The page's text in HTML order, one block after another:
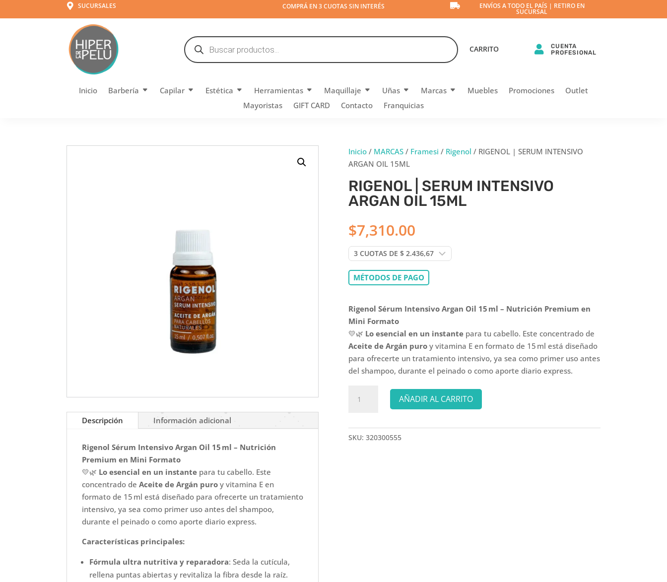
 SUCURSALES COMPRÁ EN 3 CUOTAS SIN INTERÉS  ENVÍOS A TODO EL PAÍS | RETIRO EN
SUCURSAL
Búsqueda
de
productos 
CUENTA
PROFESIONAL
CARRITO
Inicio Barbería Capilar Estética Herramientas Maquillaje Uñas Marcas Muebles Promociones
Outlet
Mayoristas
GIFT CARD Contacto Franquicias
Descripción Información adicional
Rigenol Sérum Intensivo Argan Oil 15 ml – Nutrición
Premium en Mini Formato
💛🌿 Lo esencial en un instante para tu cabello. Este
concentrado deAceite de Argán puro y vitamina E en
formato de 15 ml está diseñado para ofrecerte un tratamiento
intensivo, ya sea como primer uso antes del shampoo,
durante el peinado o como aporte diario express.
Características principales:
Fórmula ultra nutritiva y reparadora: Seda la cutícula,
rellena puntas abiertas y revitaliza la fibra desde la raíz.
Inicio/ MARCAS/ Framesi / Rigenol / RIGENOL | SERUM INTENSIVO
ARGAN OIL 15ML
RIGENOL | SERUM INTENSIVO
ARGAN OIL 15ML
$7,310.00
MÉTODOS DE PAGO
Rigenol Sérum Intensivo Argan Oil 15 ml – Nutrición Premium en
Mini Formato
💛🌿 Lo esencial en un instantepara tu cabello. Este concentrado de
Aceite de Argán puroy vitamina E en formato de 15 ml está diseñado
para ofrecerte un tratamiento intensivo, ya sea como primer uso antes
del shampoo, durante el peinado o como aporte diario express.
INTENSIVO
ARGAN
AÑADIR AL CARRITO
SKU: 320300555